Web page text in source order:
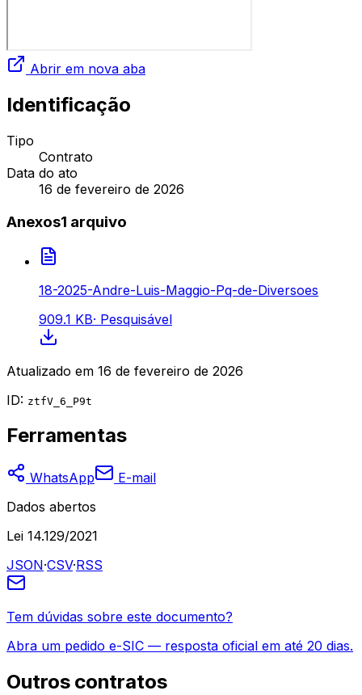
Abrir em nova aba
Identificação
Tipo
Contrato
Data do ato
16 de fevereiro de 2026
Anexos1 arquivo
18-2025-Andre-Luis-Maggio-Pq-de-Diversoes
909.1 KB· Pesquisável
Atualizado em 16 de fevereiro de 2026
ID: ztfV_6_P9t
Ferramentas
WhatsApp
E-mail
Dados abertos
Lei 14.129/2021
JSON·CSV·RSS
Tem dúvidas sobre este documento?
Abra um pedido e-SIC — resposta oficial em até 20 dias.
Outros contratos